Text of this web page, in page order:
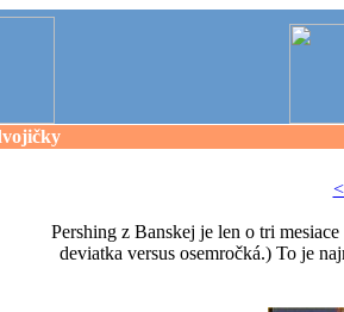
Pershing z Banskej je len o tri
deviatka versus osemročká.) To je